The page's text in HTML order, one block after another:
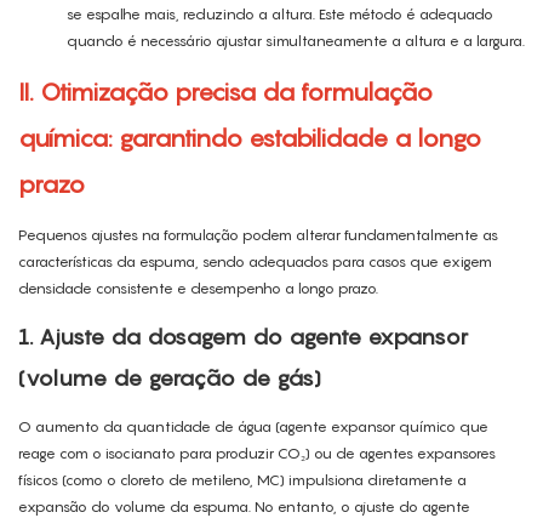
se espalhe mais, reduzindo a altura. Este método é adequado
quando é necessário ajustar simultaneamente a altura e a largura.
II. Otimização precisa da formulação
química: garantindo estabilidade a longo
prazo
Pequenos ajustes na formulação podem alterar fundamentalmente as
características da espuma, sendo adequados para casos que exigem
densidade consistente e desempenho a longo prazo.
1. Ajuste da dosagem do agente expansor
(volume de geração de gás)
O aumento da quantidade de água (agente expansor químico que
reage com o isocianato para produzir CO₂) ou de agentes expansores
físicos (como o cloreto de metileno, MC) impulsiona diretamente a
expansão do volume da espuma. No entanto, o ajuste do agente